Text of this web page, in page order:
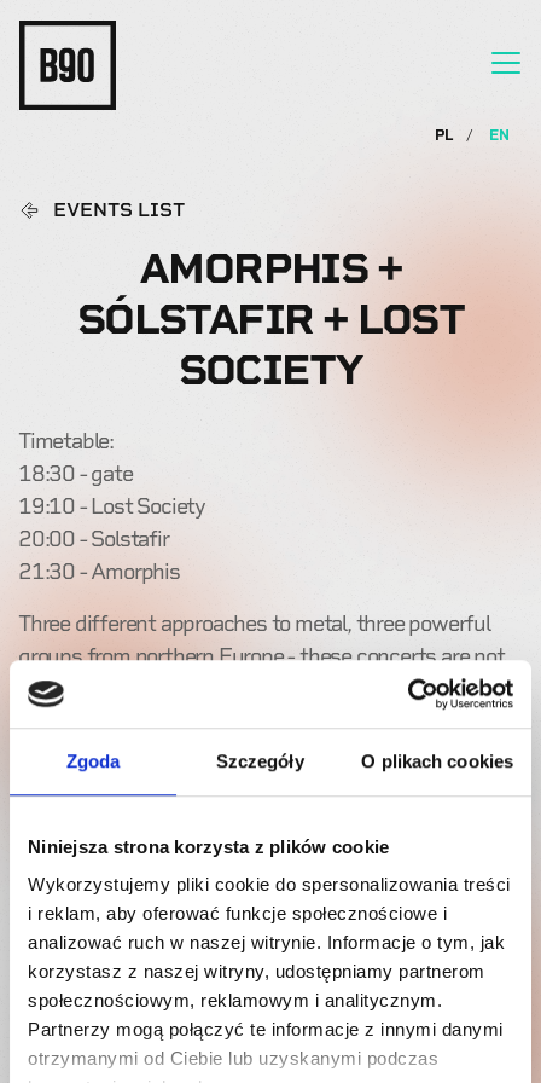
Zgoda Szczegóły O plikach cookies
Niniejsza strona korzysta z plików cookie
Wykorzystujemy pliki cookie do spersonalizowania treści
i reklam, aby oferować funkcje społecznościowe i
analizować ruch w naszej witrynie. Informacje o tym, jak
korzystasz z naszej witryny, udostępniamy partnerom
społecznościowym, reklamowym i analitycznym.
Partnerzy mogą połączyć te informacje z innymi danymi
otrzymanymi od Ciebie lub uzyskanymi podczas
PL EN
EVENTS LIST
AMORPHIS +
SÓLSTAFIR + LOST
SOCIETY
Timetable:
18:30 - gate
19:10 - Lost Society
20:00 - Solstafir
21:30 - Amorphis
Three different approaches to metal, three powerful
groups from northern Europe - these concerts are not
worth missing!
most creative hotbeds of heavy and daring music.
in Krakow you will see this for yourself.
Finnish masters of atmospheric-progressive metal
from Amorphis are promoting "Halo" from last year,
Icelandic post-metal Sólstafir are introducing the world
to the program with "Endless Twilight of Codependent
Love" (2020), and second in the set Finns from Lost
Society are touring the globe with "If the Sky Came